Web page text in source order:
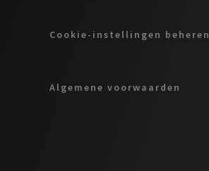
Cookie-instellingen beheren
Algemene voorwaarden